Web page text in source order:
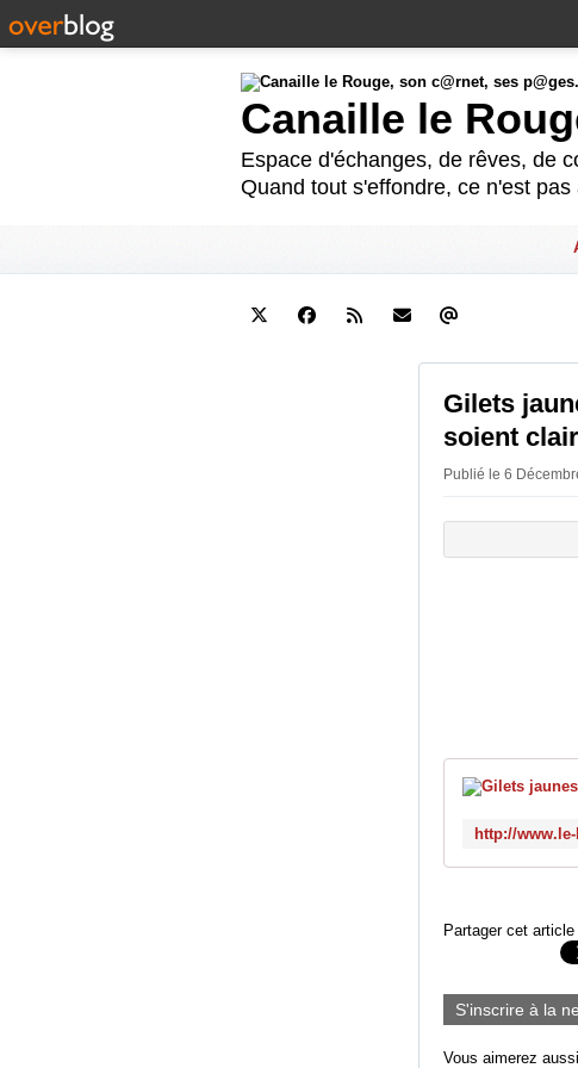
Canaille le
Espace d'échanges, de rêves, de
Quand tout s'effondre, ce n'est
Gilets
soient
Publié le 6
Partager cet article
S'inscrire à la
Vous aimerez